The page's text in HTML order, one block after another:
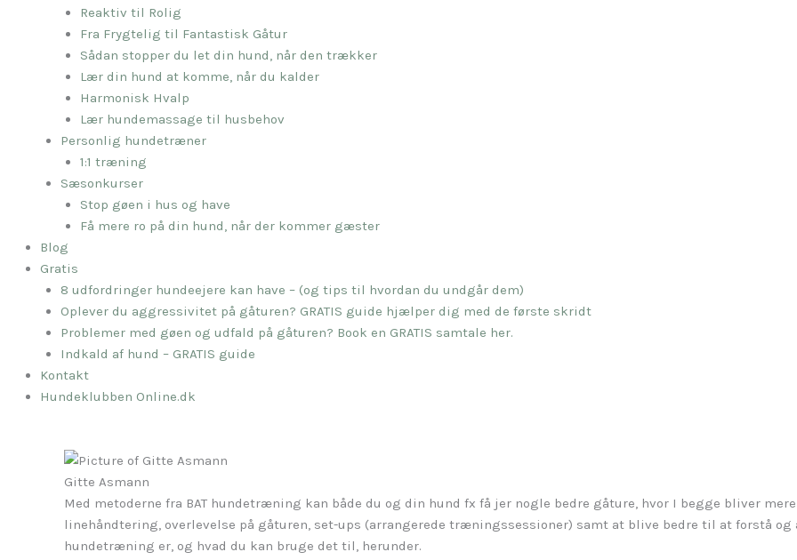
Reaktiv til Rolig
Fra Frygtelig til Fantastisk Gåtur
Sådan stopper du let din hund, når den trækker
Lær din hund at komme, når du kalder
Harmonisk Hvalp
Lær hundemassage til husbehov
Personlig hundetræner
1:1 træning
Sæsonkurser
Stop gøen i hus og have
Få mere ro på din hund, når der kommer gæster
Blog
Gratis
8 udfordringer hundeejere kan have – (og tips til hvordan du undgår dem)
Oplever du aggressivitet på gåturen? GRATIS guide hjælper dig med de første skridt
Problemer med gøen og udfald på gåturen? Book en GRATIS samtale her.
Indkald af hund – GRATIS guide
Kontakt
Hundeklubben Online.dk
Gitte Asmann
Med metoderne fra BAT hundetræning kan både du og din hund fx få jer nogle bedre gåture, hvor I begge bliver
linehåndtering, overlevelse på gåturen, set-ups (arrangerede træningssessioner) samt at blive bedre til at forstå og
hundetræning er, og hvad du kan bruge det til, herunder.